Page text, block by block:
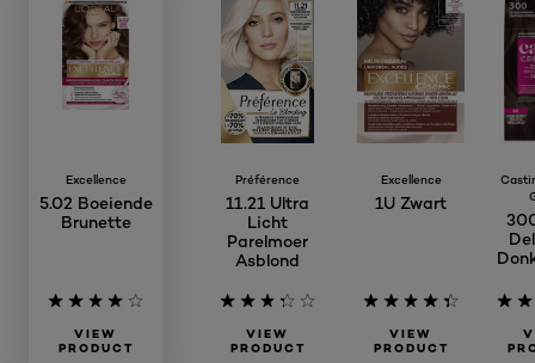
Excellence
5.02 Boeiende
Brunette
VIEW
PRODUCT
Préférence
11.21 Ultra
Licht
Parelmoer
Asblond
VIEW
PRODUCT
Excellence
1U Zwart
VIEW
PRODUCT